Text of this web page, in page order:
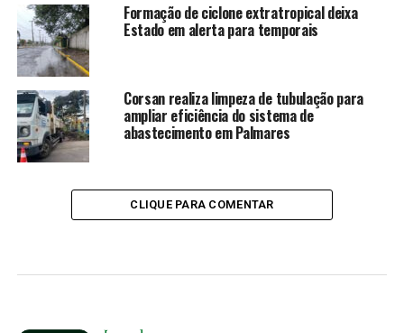
Formação de ciclone extratropical deixa
Estado em alerta para temporais
Corsan realiza limpeza de tubulação para
ampliar eficiência do sistema de
abastecimento em Palmares
CLIQUE PARA COMENTAR